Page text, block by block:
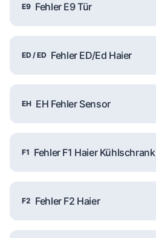
E9 Fehler E9 Tür
ED / ED Fehler ED/Ed Haier
EH EH Fehler Sensor
F1 Fehler F1 Haier Kühlschrank
F2 Fehler F2 Haier